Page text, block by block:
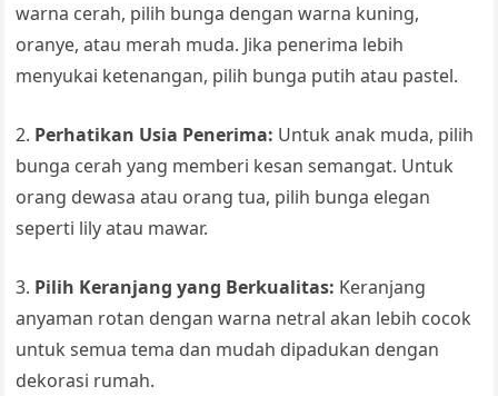
warna cerah, pilih bunga dengan warna kuning,
oranye, atau merah muda. Jika penerima lebih
menyukai ketenangan, pilih bunga putih atau pastel.
2. Perhatikan Usia Penerima: Untuk anak muda, pilih
bunga cerah yang memberi kesan semangat. Untuk
orang dewasa atau orang tua, pilih bunga elegan
seperti lily atau mawar.
3. Pilih Keranjang yang Berkualitas: Keranjang
anyaman rotan dengan warna netral akan lebih cocok
untuk semua tema dan mudah dipadukan dengan
dekorasi rumah.